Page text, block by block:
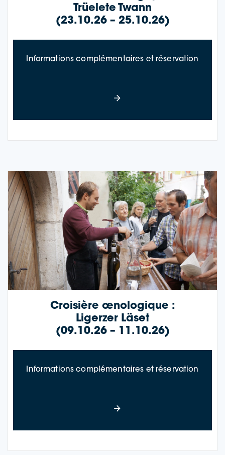
Trüele­te Twann
(23.10.26 – 25.10.26)
Informations complémentaires et réservation
Croisière œnologique :
Ligerzer Läset
(09.10.26 – 11.10.26)
Informations complémentaires et réservation